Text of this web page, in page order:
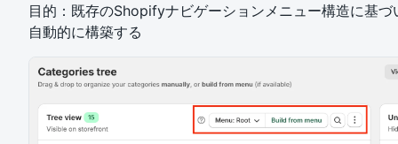
目的：既存のShopifyナビゲーションメニュー構造に基
自動的に構築する